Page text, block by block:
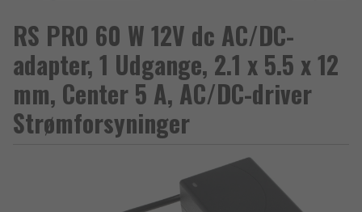
RS PRO 60 W 12V dc AC/DC-
adapter, 1 Udgange, 2.1 x 5.5 x 12
mm, Center 5 A, AC/DC-driver
Strømforsyninger